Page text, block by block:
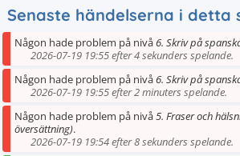
Senaste händelserna i detta
Någon hade problem på nivå6. Skriv på
2026-07-19 19:55 efter 4 sekunders spelande.
Någon hade problem på nivå6. Skriv på
2026-07-19 19:55 efter 2 minuters spelande.
Någon hade problem på nivå5. Fraser och
översättning).
2026-07-19 19:54 efter 8 sekunders spelande.